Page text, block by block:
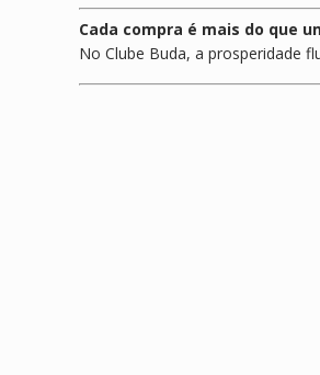
Cada compra é mais do que
No Clube Buda, a prosperidade